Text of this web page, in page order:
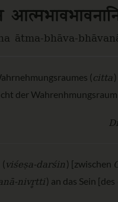
ātma-bhāva-
(citta
der
(viśeṣa-darśin ) [zwischen
nivr̥tti) an das Sein [des